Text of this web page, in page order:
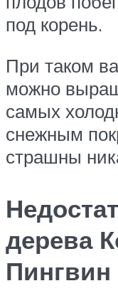
под корень.
При таком
можно
самых
снежным
страшны
дерева
Пингвин